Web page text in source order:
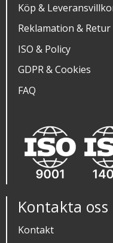
Köp &
Reklamation & Retur
ISO & Policy
GDPR & Cookies
FAQ
Kontakta oss
Kontakt